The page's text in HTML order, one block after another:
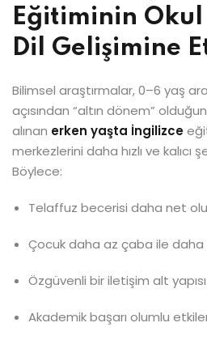
Eğitiminin
Dil Gelişimine
Bilimsel araştırmalar, 0–6 yaş
açısından “altın dönem”
alınan erken yaşta İngilizce
merkezlerini daha hızlı ve kalıcı
Böylece:
Telaffuz becerisi daha net
Çocuk daha az çaba ile daha
Özgüvenli bir iletişim alt
Akademik başarı olumlu